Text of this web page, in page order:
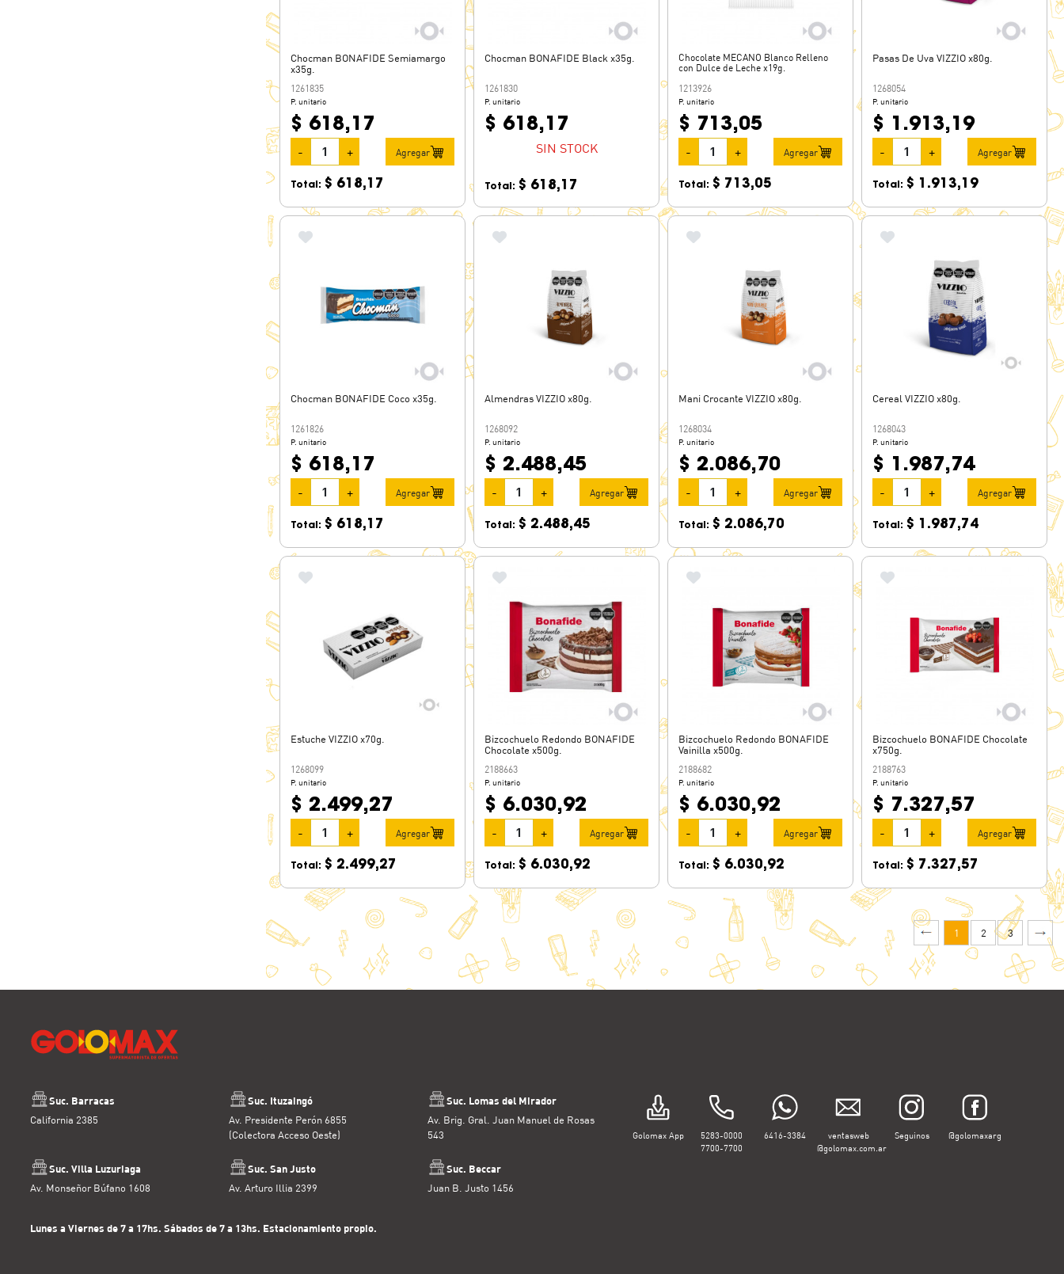
Chocman BONAFIDE Semiamargo
x35g.
1261835
P. unitario
$ 618,17
- + Agregar
Total: $ 618,17
Chocman BONAFIDE Black x35g.
1261830
P. unitario
$ 618,17
SIN STOCK
Total: $ 618,17
Chocolate MECANO Blanco Relleno
con Dulce de Leche x19g.
1213926
P. unitario
$ 713,05
- + Agregar
Total: $ 713,05
Pasas De Uva VIZZIO x80g.
1268054
P. unitario
$ 1.913,19
- + Agregar
Total: $ 1.913,19
Chocman BONAFIDE Coco x35g.
1261826
P. unitario
$ 618,17
- + Agregar
Total: $ 618,17
Almendras VIZZIO x80g.
1268092
P. unitario
$ 2.488,45
- + Agregar
Total: $ 2.488,45
Mani Crocante VIZZIO x80g.
1268034
P. unitario
$ 2.086,70
- + Agregar
Total: $ 2.086,70
Cereal VIZZIO x80g.
1268043
P. unitario
$ 1.987,74
- + Agregar
Total: $ 1.987,74
Estuche VIZZIO x70g.
1268099
P. unitario
$ 2.499,27
- + Agregar
Total: $ 2.499,27
Bizcochuelo Redondo BONAFIDE
Chocolate x500g.
2188663
P. unitario
$ 6.030,92
- + Agregar
Total: $ 6.030,92
Bizcochuelo Redondo BONAFIDE
Vainilla x500g.
2188682
P. unitario
$ 6.030,92
- + Agregar
Total: $ 6.030,92
Bizcochuelo BONAFIDE Chocolate
x750g.
2188763
P. unitario
$ 7.327,57
- + Agregar
Total: $ 7.327,57
1 2 3
Suc. Barracas
California 2385
Suc. Ituzaingó
Av. Presidente Perón 6855
(Colectora Acceso Oeste)
Suc. Lomas del Mirador
Av. Brig. Gral. Juan Manuel de Rosas
543
Suc. Villa Luzuriaga
Av. Monseñor Búfano 1608
Suc. San Justo
Av. Arturo Illia 2399
Suc. Beccar
Juan B. Justo 1456
Lunes a Viernes de 7 a 17hs. Sábados de 7 a 13hs. Estacionamiento propio.
Golomax App
5283-0000
7700-7700
6416-3384
ventasweb
@golomax.com.ar
Seguinos @golomaxarg